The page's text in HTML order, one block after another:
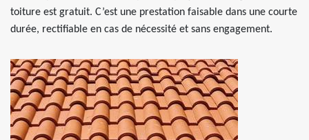
toiture est gratuit. C’est une prestation faisable dans une courte
durée, rectifiable en cas de nécessité et sans engagement.